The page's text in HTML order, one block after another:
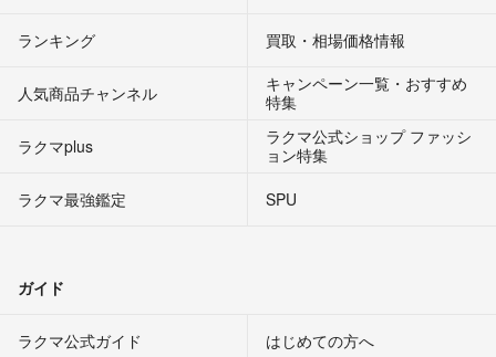
ランキング 買取・相場価格情報
人気商品チャンネル
キャンペーン一覧・おすすめ
特集
ラクマplus
ラクマ公式ショップ ファッシ
ョン特集
ラクマ最強鑑定
SPU
ガイド
ラクマ公式ガイド はじめての方へ